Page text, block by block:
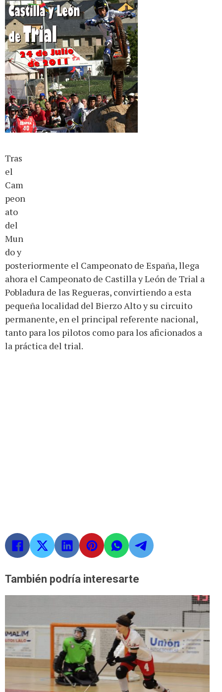
Tras
el
Cam
peon
ato
del
Mun
do y
posteriormente el Campeonato de España, llega
ahora el Campeonato de Castilla y León de Trial a
Pobladura de las Regueras, convirtiendo a esta
pequeña localidad del Bierzo Alto y su circuito
permanente, en el principal referente nacional,
tanto para los pilotos como para los aficionados a
la práctica del trial.
También podría interesarte